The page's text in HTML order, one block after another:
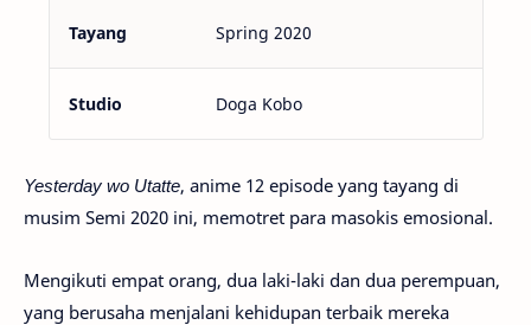
Tayang Spring 2020
Studio Doga Kobo
Yesterday wo Utatte, anime 12 episode yang tayang di
musim Semi 2020 ini, memotret para masokis emosional.
Mengikuti empat orang, dua laki-laki dan dua perempuan,
yang berusaha menjalani kehidupan terbaik mereka